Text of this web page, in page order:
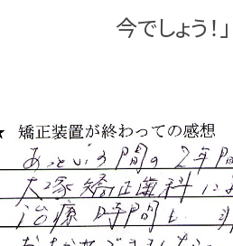
今でしょう！」
林